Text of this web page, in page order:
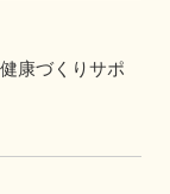
康づくりサポ